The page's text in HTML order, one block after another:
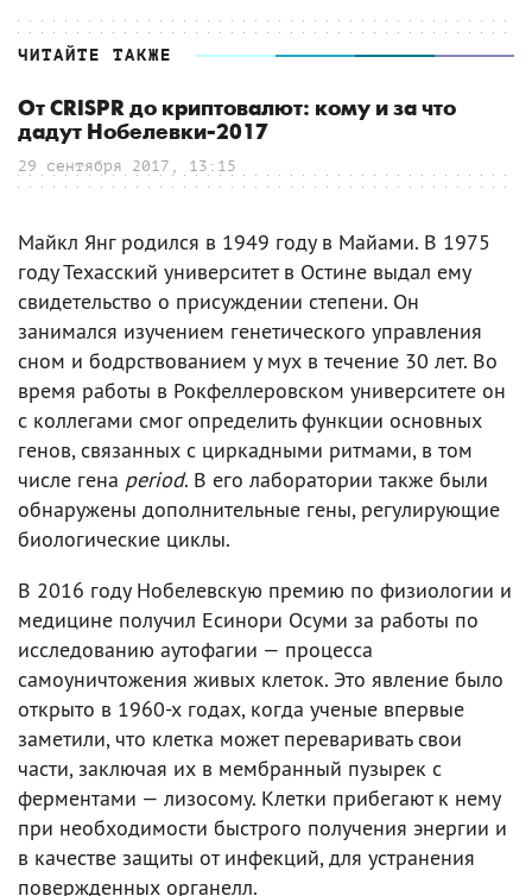
ЧИТАЙТЕ ТАКЖЕ
От CRISPR до криптовалют: кому и за что
дадут Нобелевки-2017
29 сентября 2017, 13:15
Майкл Янг родился в 1949 году в Майами. В 1975
году Техасский университет в Остине выдал ему
свидетельство о присуждении степени. Он
занимался изучением генетического управления
сном и бодрствованием у мух в течение 30 лет. Во
время работы в Рокфеллеровском университете он
с коллегами смог определить функции основных
генов, связанных с циркадными ритмами, в том
числе гена period. В его лаборатории также были
обнаружены дополнительные гены, регулирующие
биологические циклы.
В 2016 году Нобелевскую премию по физиологии и
медицине получил Есинори Осуми за работы по
исследованию аутофагии — процесса
самоуничтожения живых клеток. Это явление было
открыто в 1960-х годах, когда ученые впервые
заметили, что клетка может переваривать свои
части, заключая их в мембранный пузырек с
ферментами — лизосому. Клетки прибегают к нему
при необходимости быстрого получения энергии и
в качестве защиты от инфекций, для устранения
повержденных органелл.